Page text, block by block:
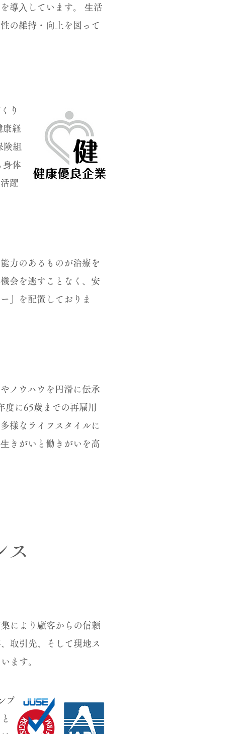
導⼊しています。 ⽣活
の維持・向上を図って
り
康経
険組
⾝体
躍
力のあるものが治療を
会を逃すことなく、安
」を配置しておりま
ノウハウを円滑に伝承
度に65歳までの再雇用
様なライフスタイルに
きがいと働きがいを高
ス
により顧客からの信頼
取引先、そして現地ス
ます。
プ